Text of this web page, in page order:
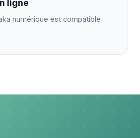
ligne
numérique est compatible